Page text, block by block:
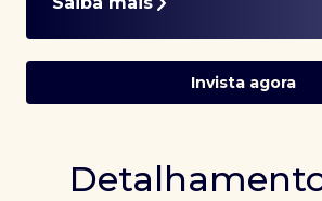
Invista agora